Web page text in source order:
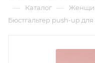
— Каталог —
Бюстгальтер push-up